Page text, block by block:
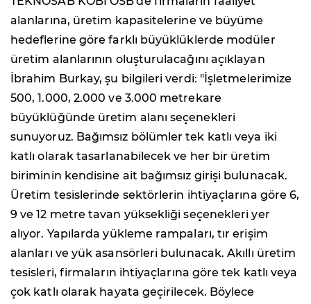
alanlarına, üretim kapasitelerine ve büyüme
hedeflerine göre farklı büyüklüklerde modüler
üretim alanlarının oluşturulacağını açıklayan
İbrahim Burkay, şu bilgileri verdi: "İşletmelerimize
500, 1.000, 2.000 ve 3.000 metrekare
büyüklüğünde üretim alanı seçenekleri
sunuyoruz. Bağımsız bölümler tek katlı veya iki
katlı olarak tasarlanabilecek ve her bir üretim
biriminin kendisine ait bağımsız girişi bulunacak.
Üretim tesislerinde sektörlerin ihtiyaçlarına göre 6,
9 ve 12 metre tavan yüksekliği seçenekleri yer
alıyor. Yapılarda yükleme rampaları, tır erişim
alanları ve yük asansörleri bulunacak. Akıllı üretim
tesisleri, firmaların ihtiyaçlarına göre tek katlı veya
çok katlı olarak hayata geçirilecek. Böylece